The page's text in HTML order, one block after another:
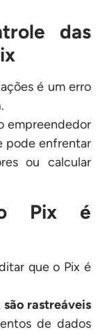
das
é um erro
.
empreendedor
pode enfrentar
ou calcular
Pix é
que o Pix é
rastreáveis
de dados